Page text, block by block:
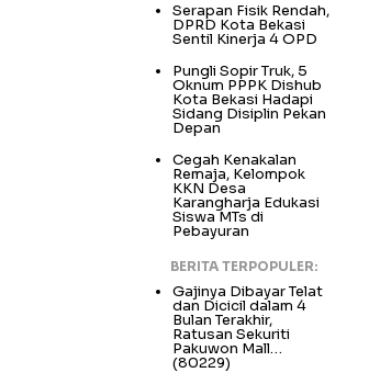
Serapan Fisik Rendah,
DPRD Kota Bekasi
Sentil Kinerja 4 OPD
Pungli Sopir Truk, 5
Oknum PPPK Dishub
Kota Bekasi Hadapi
Sidang Disiplin Pekan
Depan
Cegah Kenakalan
Remaja, Kelompok
KKN Desa
Karangharja Edukasi
Siswa MTs di
Pebayuran
BERITA TERPOPULER:
Gajinya Dibayar Telat
dan Dicicil dalam 4
Bulan Terakhir,
Ratusan Sekuriti
Pakuwon Mall…
(80229)